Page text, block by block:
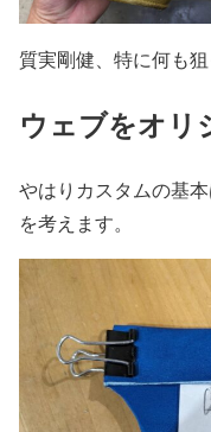
質実剛健、特に何も
ウェブをオリ
やはりカスタムの基
を考えます。